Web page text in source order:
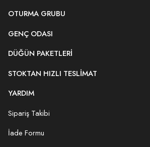
OTURMA GRUBU
GENÇ ODASI
DÜĞÜN PAKETLERI
STOKTAN HIZLI TESLIMAT
YARDIM
Sipariş Takibi
İade Formu